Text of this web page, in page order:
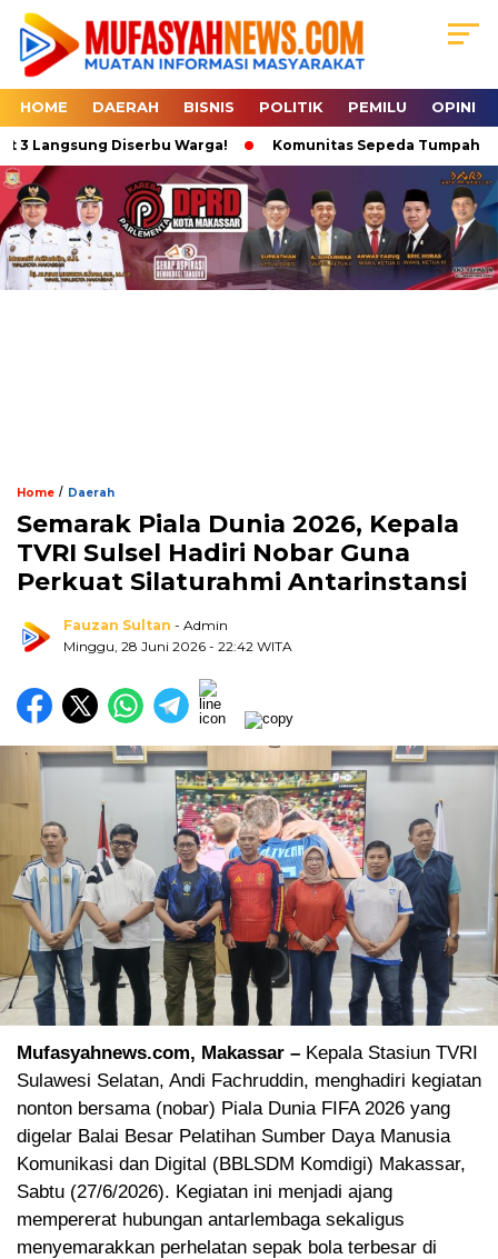
HOME DAERAH BISNIS POLITIK PEMILU OPINI
Langsung Diserbu Warga! Komunitas Sepeda Tumpah
Home / Daerah
Semarak Piala Dunia 2026, Kepala
TVRI Sulsel Hadiri Nobar Guna
Perkuat Silaturahmi Antarinstansi
Fauzan Sultan - Admin
Minggu, 28 Juni 2026 - 22:42 WITA
Mufasyahnews.com, Makassar – Kepala Stasiun TVRI
Sulawesi Selatan, Andi Fachruddin, menghadiri kegiatan
nonton bersama (nobar) Piala Dunia FIFA 2026 yang
digelar Balai Besar Pelatihan Sumber Daya Manusia
Komunikasi dan Digital (BBLSDM Komdigi) Makassar,
Sabtu (27/6/2026). Kegiatan ini menjadi ajang
mempererat hubungan antarlembaga sekaligus
menyemarakkan perhelatan sepak bola terbesar di